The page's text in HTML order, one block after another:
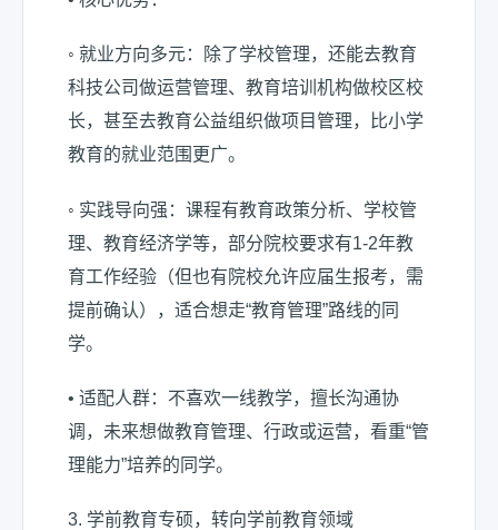
◦ 就业方向多元：除了学校管理，还能去教育
科技公司做运营管理、教育培训机构做校区校
长，甚至去教育公益组织做项目管理，比小学
教育的就业范围更广。
◦ 实践导向强：课程有教育政策分析、学校管
理、教育经济学等，部分院校要求有1-2年教
育工作经验（但也有院校允许应届生报考，需
提前确认），适合想走“教育管理”路线的同
学。
• 适配人群：不喜欢一线教学，擅长沟通协
调，未来想做教育管理、行政或运营，看重“管
理能力”培养的同学。
3. 学前教育专硕，转向学前教育领域